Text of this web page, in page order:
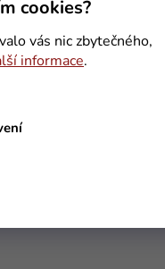
cookies?
vás nic zbytečného,
informace.
nepříjemný zápach spojený